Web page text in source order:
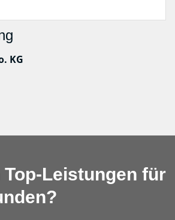
KG
Top-Leistungen für